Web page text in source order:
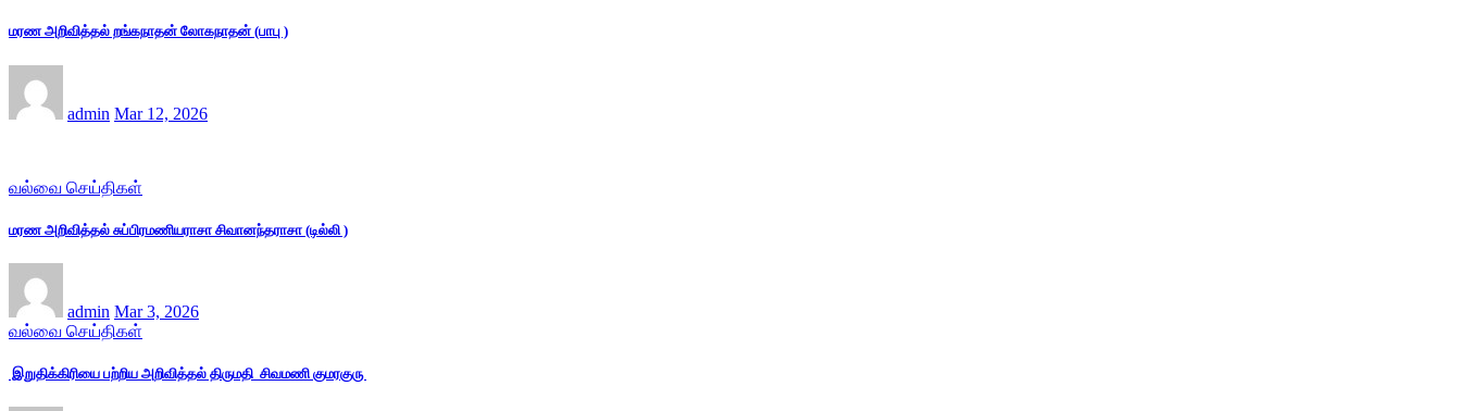
மரண அறிவித்தல் றங்கநாதன் லோகநாதன் (பாபு )
admin Mar 12, 2026
வல்வை செய்திகள்
மரண அறிவித்தல் சுப்பிரமணியராசா சிவானந்தராசா (டில்லி )
admin Mar 3, 2026
வல்வை செய்திகள்
இறுதிக்கிரியை பற்றிய அறிவித்தல் திருமதி சிவமணி குமரகுரு